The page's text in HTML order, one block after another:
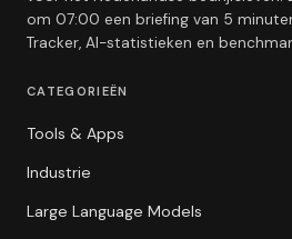
om 07:00 een briefing van 5
Tracker, AI-statistieken en
CATEGORIEËN
Tools & Apps
Industrie
Large Language Models